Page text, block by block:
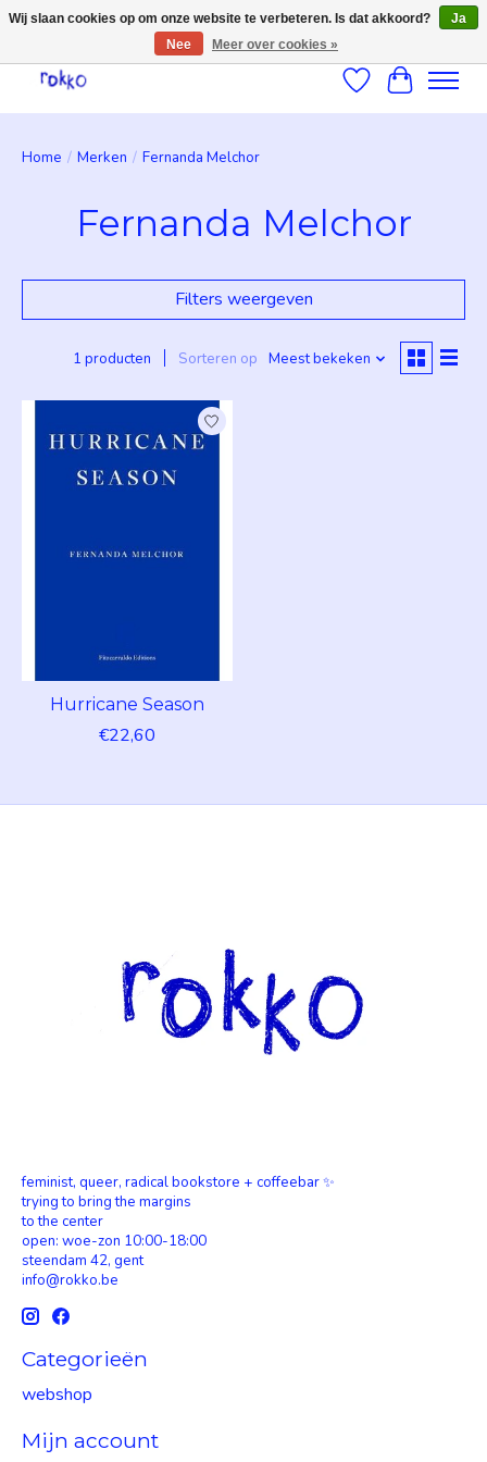
Verlanglijst
Home / Merken / Fernanda Melchor
Fernanda Melchor
Filters weergeven
1 producten Sorteren op Meest bekeken
Hurricane Season
€22,60
feminist, queer, radical bookstore + coffeebar ✨
trying to bring the margins
to the center
open: woe-zon 10:00-18:00
steendam 42, gent
info@rokko.be
Categorieën
webshop
Mijn account
Wij slaan cookies op om onze website te verbeteren. Is dat akkoord?
Ja
Nee
Meer over cookies »